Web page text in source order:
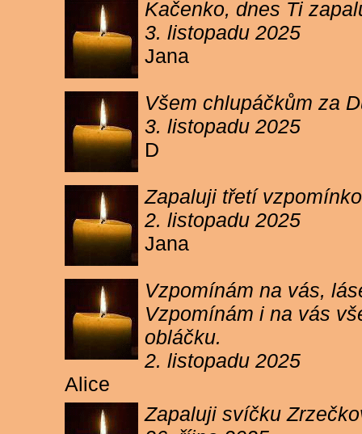
Kačenko, dnes Ti
3. listopadu 2025
Jana
Všem chlupáčkům za
3. listopadu 2025
D
Zapaluji třetí
2. listopadu 2025
Jana
Vzpomínám na vás,
Vzpomínám i na vás
obláčku.
2. listopadu 2025
Alice
Zapaluji svíčku